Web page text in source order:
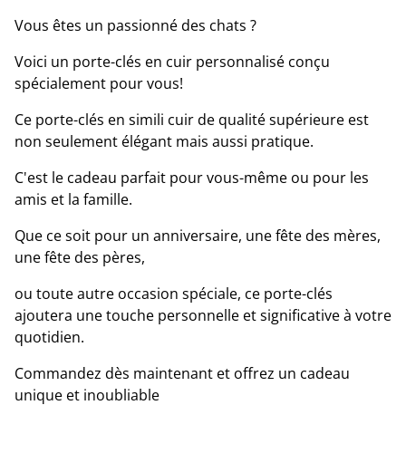
Vous êtes un passionné des chats ?
Voici un porte-clés en cuir personnalisé conçu
spécialement pour vous!
Ce porte-clés en simili cuir de qualité supérieure est
non seulement élégant mais aussi pratique.
C'est le cadeau parfait pour vous-même ou pour les
amis et la famille.
Que ce soit pour un anniversaire, une fête des mères,
une fête des pères,
ou toute autre occasion spéciale, ce porte-clés
ajoutera une touche personnelle et significative à votre
quotidien.
Commandez dès maintenant et offrez un cadeau
unique et inoubliable